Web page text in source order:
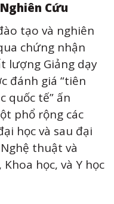
Cứu
tạo và nghiên
chứng nhận
lượng Giảng dạy
đánh giá “tiên
quốc tế” ấn
phổ rộng các
học và sau đại
thuật và
học, và Y học